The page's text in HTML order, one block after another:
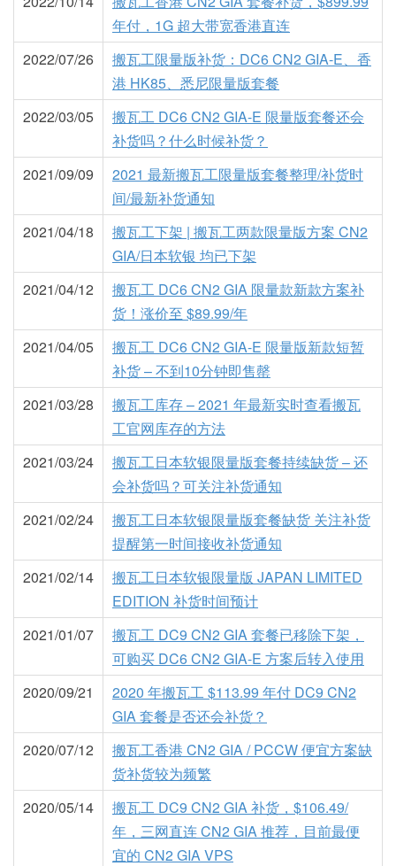
年付，1G 超大带宽香港直连
2022/07/26
搬瓦工限量版补货：DC6 CN2 GIA-E、香
港 HK85、悉尼限量版套餐
2022/03/05
搬瓦工 DC6 CN2 GIA-E 限量版套餐还会
补货吗？什么时候补货？
2021/09/09
2021 最新搬瓦工限量版套餐整理/补货时
间/最新补货通知
2021/04/18
搬瓦工下架 | 搬瓦工两款限量版方案 CN2
GIA/日本软银 均已下架
2021/04/12
搬瓦工 DC6 CN2 GIA 限量款新款方案补
货！涨价至 $89.99/年
2021/04/05
搬瓦工 DC6 CN2 GIA-E 限量版新款短暂
补货 – 不到10分钟即售罄
2021/03/28
搬瓦工库存 – 2021 年最新实时查看搬瓦
工官网库存的方法
2021/03/24
搬瓦工日本软银限量版套餐持续缺货 – 还
会补货吗？可关注补货通知
2021/02/24
搬瓦工日本软银限量版套餐缺货 关注补货
提醒第一时间接收补货通知
2021/02/14
搬瓦工日本软银限量版 JAPAN LIMITED
EDITION 补货时间预计
2021/01/07
搬瓦工 DC9 CN2 GIA 套餐已移除下架，
可购买 DC6 CN2 GIA-E 方案后转入使用
2020/09/21
2020 年搬瓦工 $113.99 年付 DC9 CN2
GIA 套餐是否还会补货？
2020/07/12
搬瓦工香港 CN2 GIA / PCCW 便宜方案缺
货补货较为频繁
2020/05/14
搬瓦工 DC9 CN2 GIA 补货，$106.49/
年，三网直连 CN2 GIA 推荐，目前最便
宜的 CN2 GIA VPS